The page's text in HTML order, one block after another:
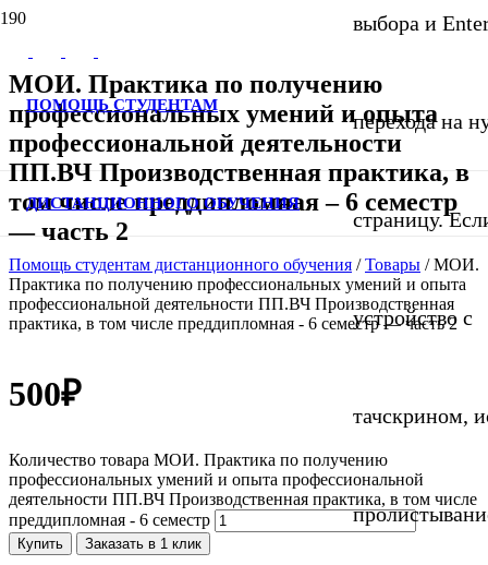
ПОМОЩЬ СТУДЕНТАМ
ДИСТАНЦИОННОГО ОБУЧЕНИЯ
выбора и
перехода на
страницу.
устройство с
тачскрином,
МОИ. Практика по получению
профессиональных умений и опыта
профессиональной деятельности
ПП.ВЧ Производственная практика, в
том числе преддипломная – 6 семестр
— часть 2
Помощь студентам дистанционного обучения /Товары /МОИ.
Практика по получению профессиональных умений и опыта
профессиональной деятельности ПП.ВЧ Производственная
практика, в том числе преддипломная - 6 семестр — часть 2
500₽
Количество товара МОИ. Практика по получению
профессиональных умений и опыта профессиональной
деятельности ПП.ВЧ Производственная практика, в том числе
преддипломная - 6 семестр
Купить Заказать в 1 клик